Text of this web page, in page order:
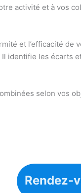
activité et à vos
et l’efficacité
identifie les écarts
selon vos
Rendez-